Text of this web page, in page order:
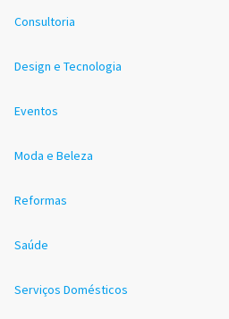
Consultoria
Design e Tecnologia
Eventos
Moda e Beleza
Reformas
Saúde
Serviços Domésticos